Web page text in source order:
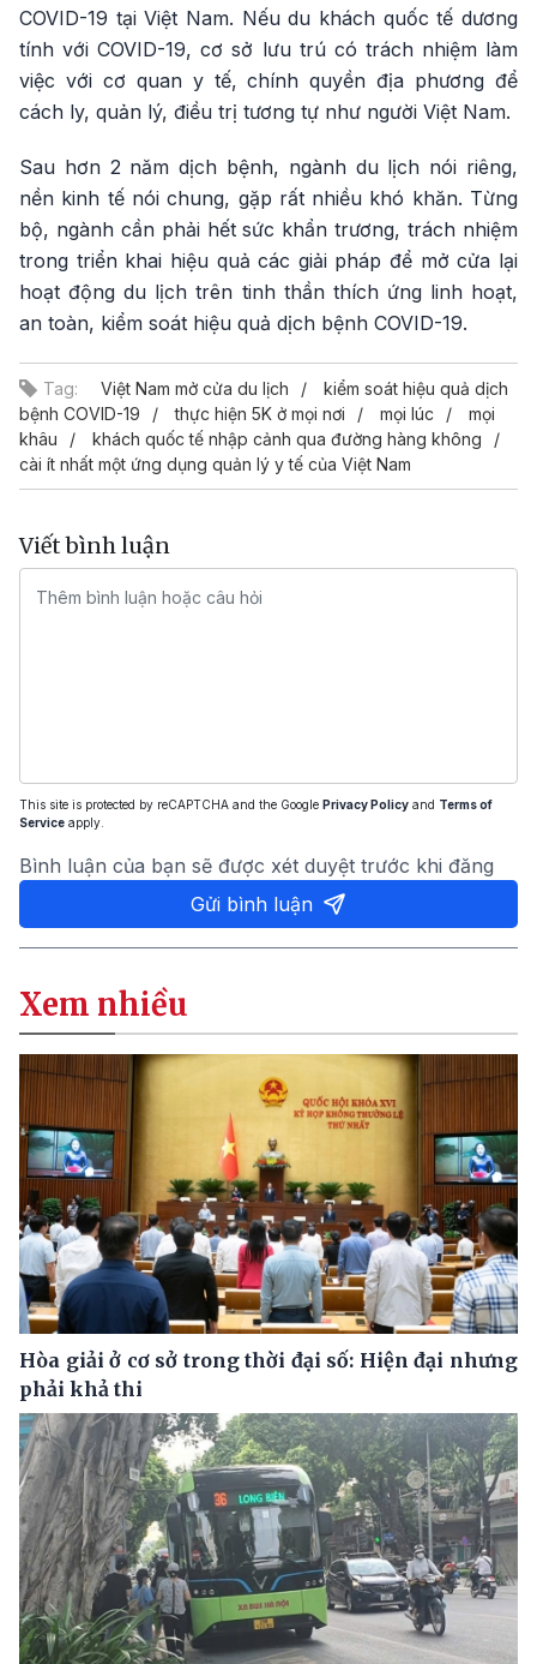
COVID-19 tại Việt Nam. Nếu du khách quốc tế dương
tính với COVID-19, cơ sở lưu trú có trách nhiệm làm
việc với cơ quan y tế, chính quyền địa phương để
cách ly, quản lý, điều trị tương tự như người Việt Nam.
Sau hơn 2 năm dịch bệnh, ngành du lịch nói riêng,
nền kinh tế nói chung, gặp rất nhiều khó khăn. Từng
bộ, ngành cần phải hết sức khẩn trương, trách nhiệm
trong triển khai hiệu quả các giải pháp để mở cửa lại
hoạt động du lịch trên tinh thần thích ứng linh hoạt,
an toàn, kiểm soát hiệu quả dịch bệnh COVID-19.
Tag: Việt Nam mở cửa du lịch
kiểm soát hiệu quả dịch
bệnh COVID-19
thực hiện 5K ở mọi nơi mọi lúc
mọi
khâu
khách quốc tế nhập cảnh qua đường hàng không
cài ít nhất một ứng dụng quản lý y tế của Việt Nam
Viết bình luận
This site is protected by reCAPTCHA and the Google Privacy Policy and Terms of
Service apply.
Bình luận của bạn sẽ được xét duyệt trước khi đăng
Gửi bình luận
Xem nhiều
Hòa giải ở cơ sở trong thời đại số: Hiện đại nhưng
phải khả thi